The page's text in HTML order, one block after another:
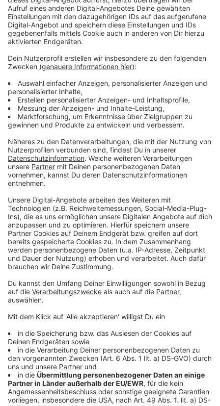
aussterben, kann das das ganze
Gleichgewicht empfindlich stören und auch
unserer Lebensgrundlage schaden.
Schutz vor Naturkatastrophen
Gesunde Ökosysteme wie Wälder und
Feuchtgebiete schützen vor
Überschwemmungen, Erosion, Dürre und
Stürmen.
Erholung und Gesundheit
Eine intakte Natur ist wichtig für unser
Wohlbefinden, sie hilft uns zu entspannen,
reduziert Stress und fördert unsere geistige
und körperliche Gesundheit.
Verantwortung für morgen
Wir haben auch die Pflicht, unseren Kindern
hinterlassen.
Klimaschutz
Wälder, Moore und Gewässer speichern
große Mengen CO₂ und helfen so, den
Klimawandel zu bremsen.
Beim#teamnaturschutz
wartet der perfekte Mix aus aktiv und passiv, zum
beim Mensch-Tier-Battle oder im „Labor“: erfahrt
mehr über die faszinierende Natur und die Arbeit im
Naturschutz, unsere Themen und Programme, stellt
euer Wissen unter Beweis und versucht euch in
unserem Schneeschuh-Parcours!